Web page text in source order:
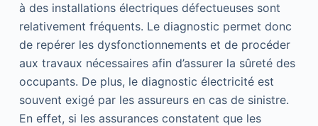
à des installations électriques défectueuses sont
relativement fréquents. Le diagnostic permet donc
de repérer les dysfonctionnements et de procéder
aux travaux nécessaires afin d’assurer la sûreté des
occupants. De plus, le diagnostic électricité est
souvent exigé par les assureurs en cas de sinistre.
En effet, si les assurances constatent que les